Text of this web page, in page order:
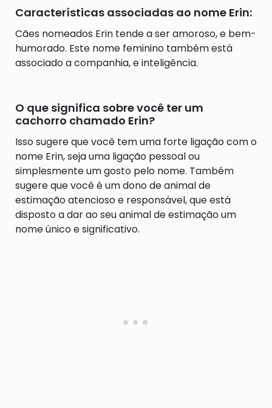
Características associadas ao nome Erin:
Cães nomeados Erin tende a ser amoroso, e bem-
humorado. Este nome feminino também está
associado a companhia, e inteligência.
O que significa sobre você ter um
cachorro chamado Erin?
Isso sugere que você tem uma forte ligação com o
nome Erin, seja uma ligação pessoal ou
simplesmente um gosto pelo nome. Também
sugere que você é um dono de animal de
estimação atencioso e responsável, que está
disposto a dar ao seu animal de estimação um
nome único e significativo.